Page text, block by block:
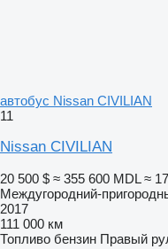
автобус Nissan CIVILIAN
11
Nissan CIVILIAN
20 500 $ ≈ 355 600 MDL ≈
Междугородний-
2017
111 000 км
Топливо бензин Правый